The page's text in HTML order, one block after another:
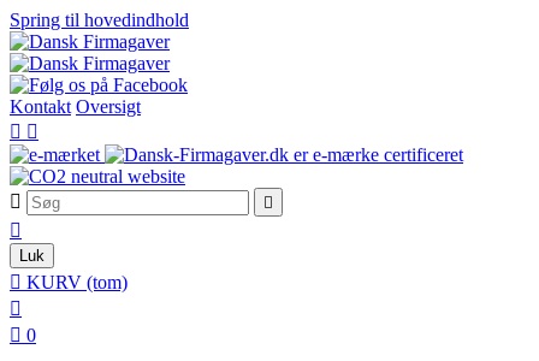
Spring til hovedindhold
Kontakt Oversigt
 
 

Luk
 KURV (tom)

 0